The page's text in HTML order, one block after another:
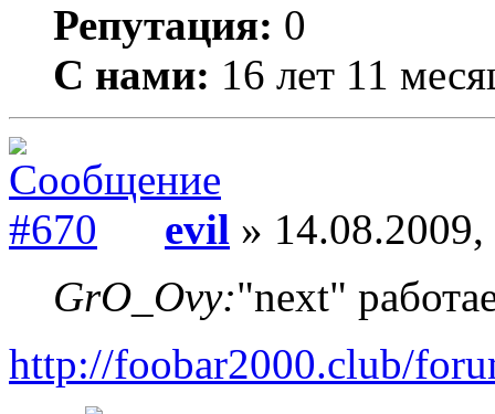
Репутация: 0
С нами: 16 лет 11
evil »
GrO_Ovy:"next"
http://foobar2000.club/